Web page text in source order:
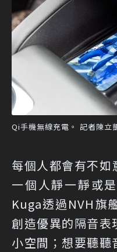
Qi手機無線充電。 記者陳立
每個人都會有不如
一個人靜一靜或
Kuga透過NVH旗
創造優異的隔音表
小空間；想要聽聽